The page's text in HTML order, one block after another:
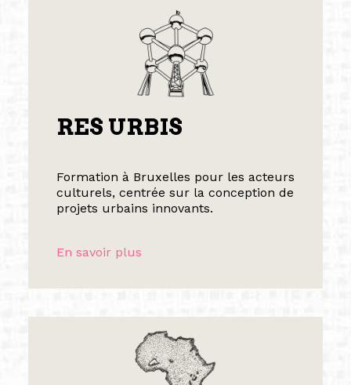
RES URBIS
Formation à Bruxelles pour les acteurs
culturels, centrée sur la conception de
projets urbains innovants.
En savoir plus